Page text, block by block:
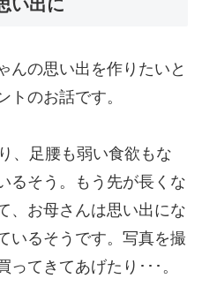
い出に
んの思い出を作りたいと
トのお話です。
、足腰も弱い食欲もな
るそう。もう先が長くな
、お母さんは思い出にな
いるそうです。写真を撮
てきてあげたり･･･。